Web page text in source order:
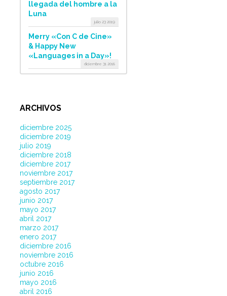
llegada del hombre a la
Luna
julio 23 2019
Merry «Con C de Cine»
& Happy New
«Languages in a Day»!
diciembre 31 2018
ARCHIVOS
diciembre 2025
diciembre 2019
julio 2019
diciembre 2018
diciembre 2017
noviembre 2017
septiembre 2017
agosto 2017
junio 2017
mayo 2017
abril 2017
marzo 2017
enero 2017
diciembre 2016
noviembre 2016
octubre 2016
junio 2016
mayo 2016
abril 2016